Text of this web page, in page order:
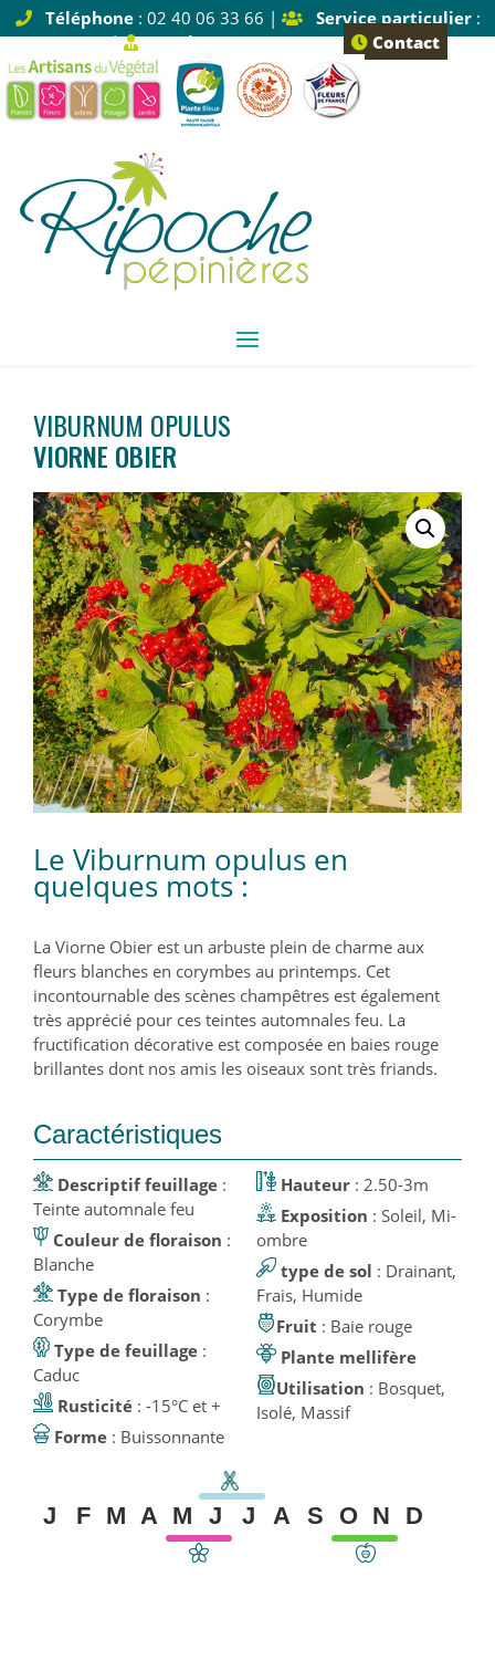
Téléphone: 02 40 06 33 66 | Service particulier:
Tapez 1 |
Service pro: Tapez 2 Contact
VIBURNUM OPULUS
VIORNE OBIER
Le Viburnum opulus en
quelques mots :
La Viorne Obier est un arbuste plein de charme aux
fleurs blanches en corymbes au printemps. Cet
incontournable des scènes champêtres est également
très apprécié pour ces teintes automnales feu. La
fructification décorative est composée en baies rouge
brillantes dont nos amis les oiseaux sont très friands.
Caractéristiques
Descriptif feuillage :
Teinte automnale feu
Couleur de floraison :
Blanche
Type de floraison :
Corymbe
Type de feuillage :
Caduc
Rusticité : -15°C et +
Forme
: Buissonnante
Hauteur: 2.50-3m
Exposition : Soleil, Mi-
ombre
type de sol : Drainant,
Frais, Humide
Fruit
: Baie rouge
Plante mellifère
Utilisation : Bosquet,
Isolé, Massif
J F M A M J J A S O N D